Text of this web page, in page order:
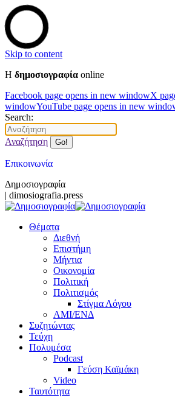
Skip to content
Η δημοσιογραφία online
Facebook page opens in new windowX
windowYouTube page opens in new
Search:
Αναζήτηση
Επικοινωνία
Δημοσιογραφία
| dimosiografia.press
Θέματα
Διεθνή
Επιστήμη
Μήντια
Οικονομία
Πολιτική
Πολιτισμός
Στίγμα Λόγου
AMI/ΕΝΔ
Συζητώντας
Τεύχη
Πολυμέσα
Podcast
Γεύση Καϊμάκη
Video
Ταυτότητα